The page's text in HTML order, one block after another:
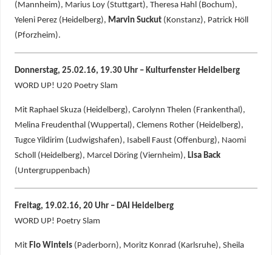
(Mannheim), Marius Loy (Stuttgart), Theresa Hahl (Bochum),
Yeleni Perez (Heidelberg), Marvin Suckut(Konstanz), Patrick Höll
(Pforzheim).
Donnerstag, 25.02.16, 19.30 Uhr – Kulturfenster Heidelberg
WORD UP! U20 Poetry Slam
Mit Raphael Skuza (Heidelberg), Carolynn Thelen (Frankenthal),
Melina Freudenthal (Wuppertal), Clemens Rother (Heidelberg),
Tugce Yildirim (Ludwigshafen), Isabell Faust (Offenburg), Naomi
Scholl (Heidelberg), Marcel Döring (Viernheim), Lisa Back
(Untergruppenbach)
Freitag, 19.02.16, 20 Uhr – DAI Heidelberg
WORD UP! Poetry Slam
Mit Flo Wintels(Paderborn), Moritz Konrad (Karlsruhe), Sheila